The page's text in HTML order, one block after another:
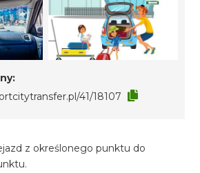
41/18107
z określonego punktu do